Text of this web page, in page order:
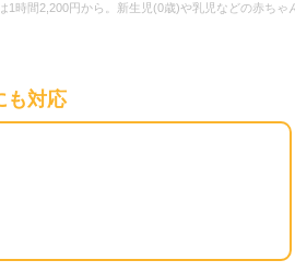
間2,200円から。新生児(0歳)や乳児などの赤ちゃ
も対応